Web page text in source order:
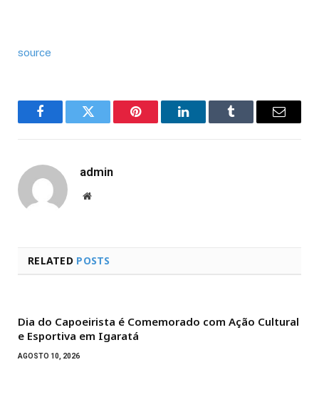
source
FacebookTwitter Pinterest LinkedInTumblr Email
admin
Website
RELATED POSTS
Dia do Capoeirista é Comemorado com Ação Cultural
e Esportiva em Igaratá
AGOSTO 10, 2026